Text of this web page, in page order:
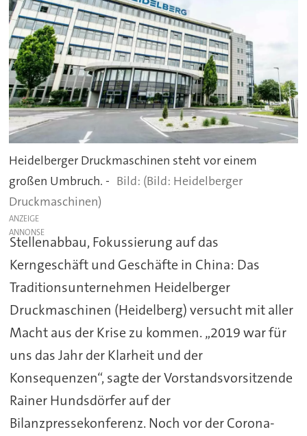
Heidelberger Druckmaschinen steht vor einem
großen Umbruch. -
(Bild: Heidelberger
Druckmaschinen)
ANZEIGE
Stellenabbau, Fokussierung auf das
Kerngeschäft und Geschäfte in China: Das
Traditionsunternehmen Heidelberger
Druckmaschinen (Heidelberg) versucht mit aller
Macht aus der Krise zu kommen. „2019 war für
uns das Jahr der Klarheit und der
Konsequenzen“, sagte der Vorstandsvorsitzende
Rainer Hundsdörfer auf der
Bilanzpressekonferenz. Noch vor der Corona-